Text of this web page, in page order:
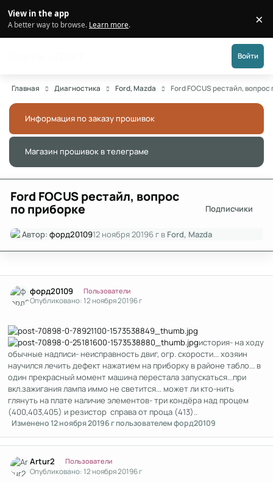
View in the app
A better way to browse. Learn more. ×
Войти
Главная Диагностика Ford, Mazda Ford FOCUS рестайл,
Информация по заказу прошивок
Магазин прошивок в телеграме
Ford FOCUS рестайл, вопрос
по приборке Подписчики
Автор:форд2010912 ноября 20196 г в Ford, Mazda
форд20109 Пользователи
Опубликовано:12 ноября 20196 г
история- на ходу
обычные надписи- неисправность двиг, огр. скорости... хозяин
научился лечить дефект нажатием на приборку в районе табло... в
один прекрасный момент машина перестала запускаться...при
вкл.зажигания лампа иммо не светится... может ли кто-нить
глянуть на плате наличие элементов- три кондёра над процем
(400,403,405) и резистор справа от проца (413)..
Изменено12 ноября 20196 гпользователем форд20109
Artur2 Пользователи
Опубликовано:12 ноября 20196 г